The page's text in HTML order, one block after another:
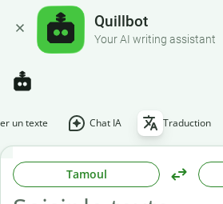
Quillbot
Your AI writing assistant
un texte Chat IA Traduction
Tamoul